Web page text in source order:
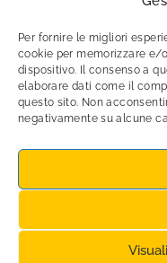
Per fornire le migliori
cookie per memorizzare e/
dispositivo. Il consenso a
elaborare dati come il
questo sito. Non
negativamente su alcune
© 2026